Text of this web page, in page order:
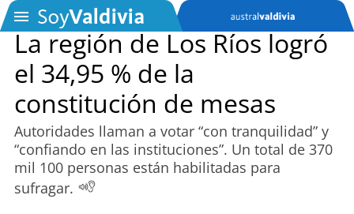
SOYTV
Podcast
Actualidad
La región de Los Ríos logró
el 34,95 % de la
constitución de mesas
Autoridades llaman a votar “con tranquilidad” y
“confiando en las instituciones”. Un total de 370
mil 100 personas están habilitadas para
sufragar.